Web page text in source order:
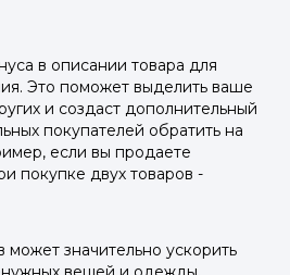
в описании товара для
Это поможет выделить ваше
и создаст дополнительный
покупателей обратить на
если вы продаете
покупке двух товаров -
значительно ускорить